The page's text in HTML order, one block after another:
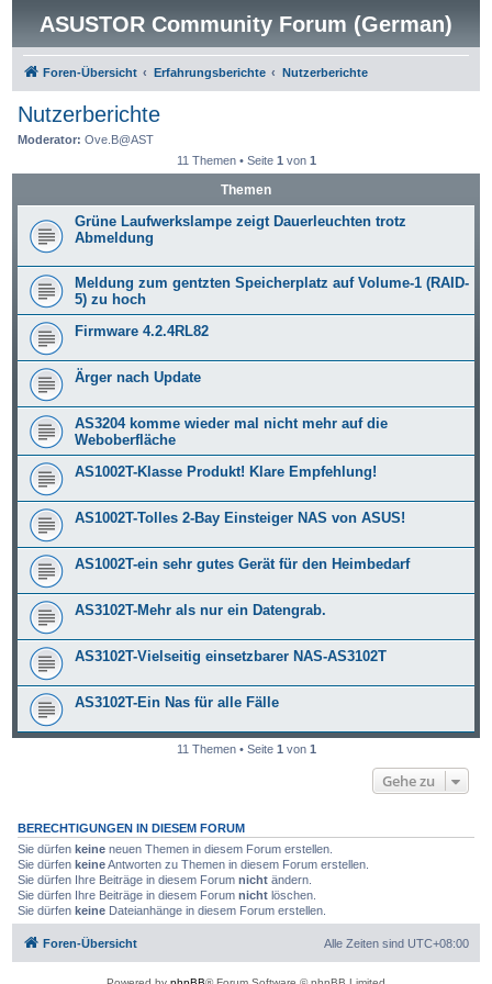
ASUSTOR Community Forum (German)
Foren-Übersicht Erfahrungsberichte Nutzerberichte
Nutzerberichte
Moderator: Ove.B@AST
11 Themen • Seite 1 von 1
Themen
Grüne Laufwerkslampe zeigt Dauerleuchten trotz
Abmeldung
Meldung zum gentzten Speicherplatz auf Volume-1 (RAID-
5) zu hoch
Firmware 4.2.4RL82
Ärger nach Update
AS3204 komme wieder mal nicht mehr auf die
Weboberfläche
AS1002T-Klasse Produkt! Klare Empfehlung!
AS1002T-Tolles 2-Bay Einsteiger NAS von ASUS!
AS1002T-ein sehr gutes Gerät für den Heimbedarf
AS3102T-Mehr als nur ein Datengrab.
AS3102T-Vielseitig einsetzbarer NAS-AS3102T
AS3102T-Ein Nas für alle Fälle
11 Themen • Seite 1 von 1
Gehe zu
BERECHTIGUNGEN IN DIESEM FORUM
Sie dürfen keineneuen Themen in diesem Forum erstellen.
Sie dürfen keineAntworten zu Themen in diesem Forum erstellen.
Sie dürfen Ihre Beiträge in diesem Forum nichtändern.
Sie dürfen Ihre Beiträge in diesem Forum nichtlöschen.
Sie dürfen keineDateianhänge in diesem Forum erstellen.
Foren-Übersicht Alle Zeiten sind UTC+08:00